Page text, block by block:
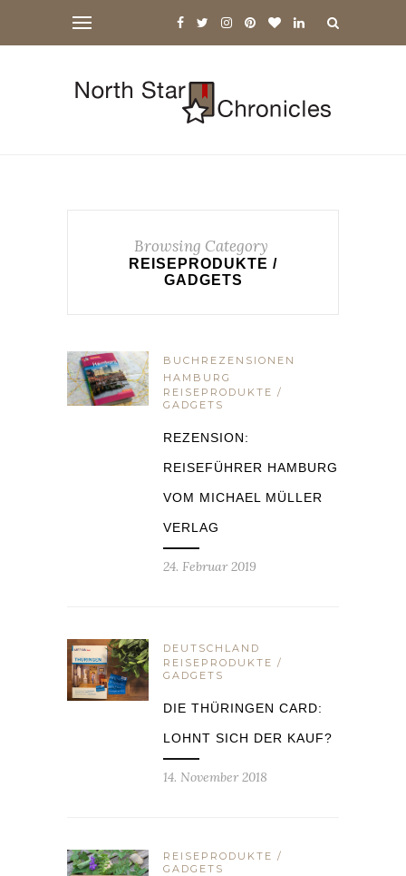
Browsing Category
REISEPRODUKTE /
GADGETS
BUCHREZENSIONEN
HAMBURG
REISEPRODUKTE /
GADGETS
REZENSION:
REISEFÜHRER HAMBURG
VOM MICHAEL MÜLLER
VERLAG
24. Februar 2019
DEUTSCHLAND
REISEPRODUKTE /
GADGETS
DIE THÜRINGEN CARD:
LOHNT SICH DER KAUF?
14. November 2018
REISEPRODUKTE /
GADGETS